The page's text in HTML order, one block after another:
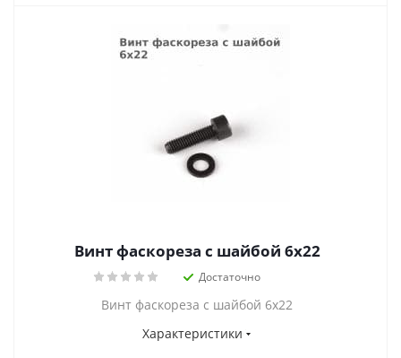
Винт фаскореза с шайбой 6х22
Достаточно
Винт фаскореза с шайбой 6х22
Характеристики